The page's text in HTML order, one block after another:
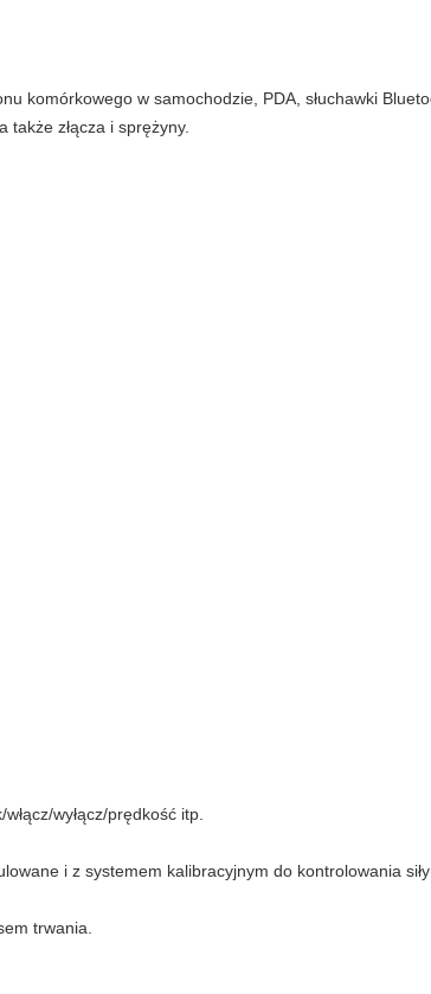
komórkowego w samochodzie, PDA, słuchawki
złącza i sprężyny.
wyłącz/prędkość itp.
i z systemem kalibracyjnym do kontrolowania siły
trwania.